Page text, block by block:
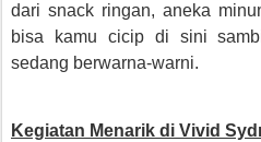
dari snack ringan, aneka
bisa kamu cicip di sini
sedang berwarna-warni.
Kegiatan Menarik di Vivid